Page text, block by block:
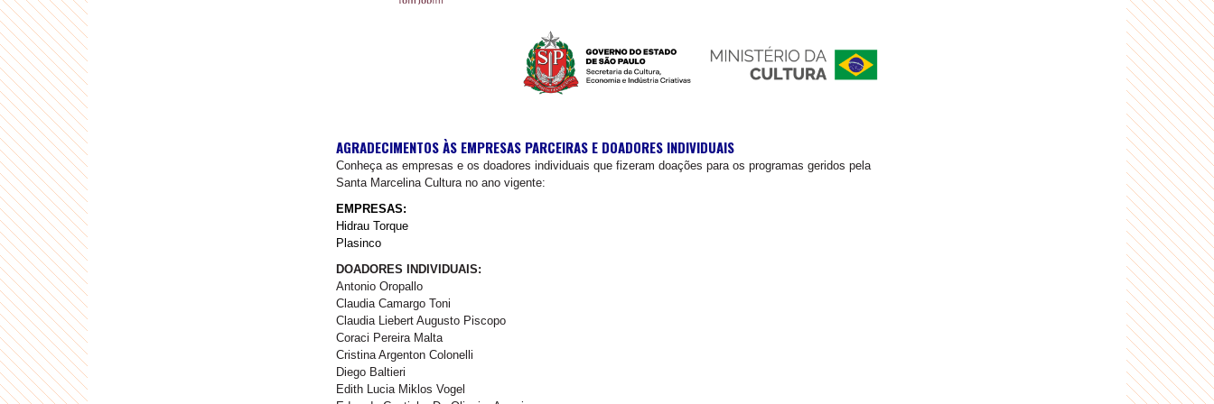
AGRADECIMENTOS ÀS EMPRESAS PARCEIRAS E DOADORES INDIVIDUAIS
Conheça as empresas e os doadores individuais que fizeram doações para os programas geridos pela
Santa Marcelina Cultura no ano vigente:
EMPRESAS:
Hidrau Torque
Plasinco
DOADORES INDIVIDUAIS:
Antonio Oropallo
Claudia Camargo Toni
Claudia Liebert Augusto Piscopo
Coraci Pereira Malta
Cristina Argenton Colonelli
Diego Baltieri
Edith Lucia Miklos Vogel